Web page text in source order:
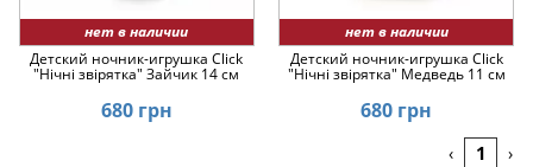
нет в наличии
Детский ночник-игрушка Click
"Hічні звірятка" Зайчик 14 см
680 грн
нет в наличии
Детский ночник-игрушка Click
"Hічні звірятка" Медведь 11 см
680 грн
‹ 1 ›